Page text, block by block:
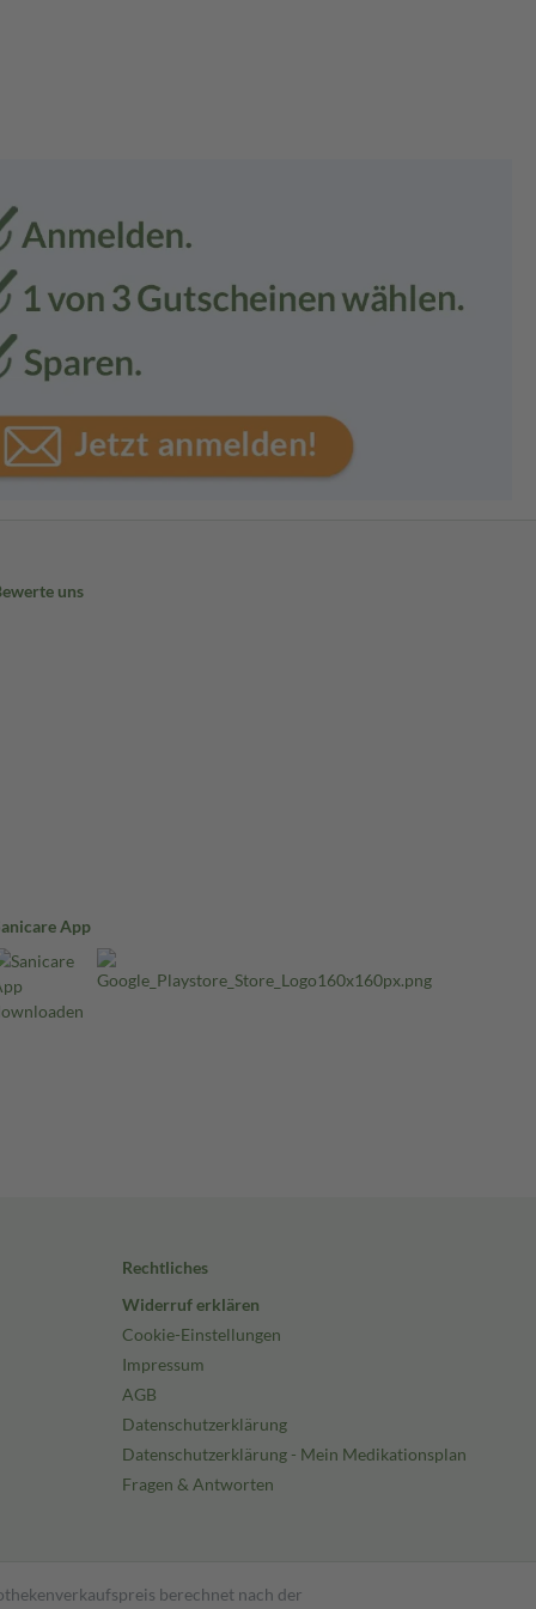
uns
App
Rechtliches
Widerruf erklären
Cookie-Einstellungen
Impressum
AGB
Datenschutzerklärung
Datenschutzerklärung - Mein Medikationsplan
Fragen & Antworten
berechnet nach der